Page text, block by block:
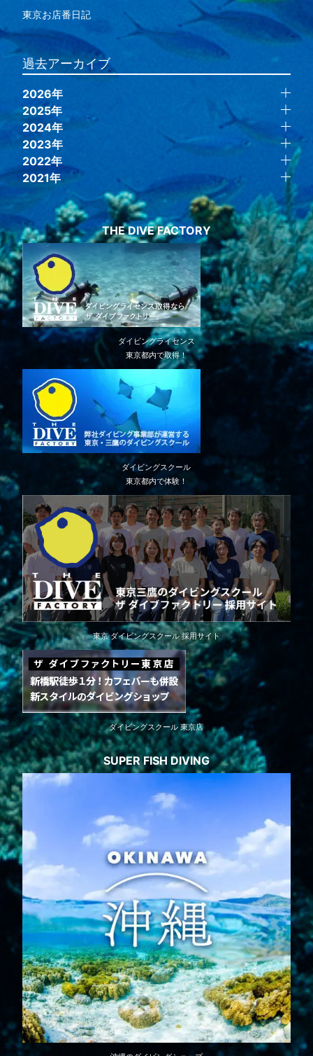
東京お店番日記
過去アーカイブ
2026年
2025年
2024年
2023年
2022年
2021年
THE DIVE FACTORY
ダイビングライセンス
東京都内で取得！
ダイビングスクール
東京都内で体験！
東京 ダイビングスクール 採用サイト
ダイビングスクール 東京店
SUPER FISH DIVING